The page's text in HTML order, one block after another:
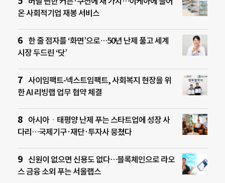
온 사회적기업 재봉 서비스
한 줄 점자를 ‘화면’으로…50년 난제 풀고 세계
시장 두드린 ‘닷’
사이임팩트-넥스트임팩트, 사회복지 현장을 위
한 AI 리빙랩 업무 협약 체결
아시아ㆍ태평양 난제 푸는 스타트업에 성장 사
다리…국제기구·재단·투자사 뭉쳤다
신원이 없으면 신용도 없다…블록체인으로 라오
스 금융 소외 푸는 서울랩스